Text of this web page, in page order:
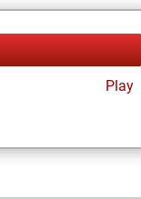
Play